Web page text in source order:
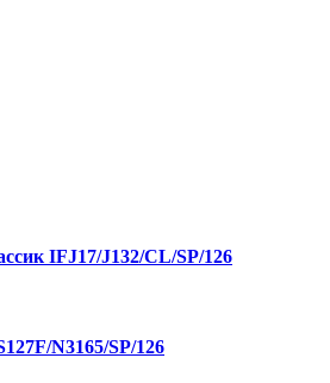
IFJ17/J132/CL/SP/126
N3165/SP/126